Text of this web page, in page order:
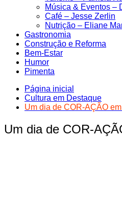
Música & Eventos –
Café – Jesse Zerlin
Nutrição – Eliane
Gastronomia
Construção e Reforma
Bem-Estar
Humor
Pimenta
Página inicial
Cultura em Destaque
Um dia de COR-AÇÃO
Um dia de COR-